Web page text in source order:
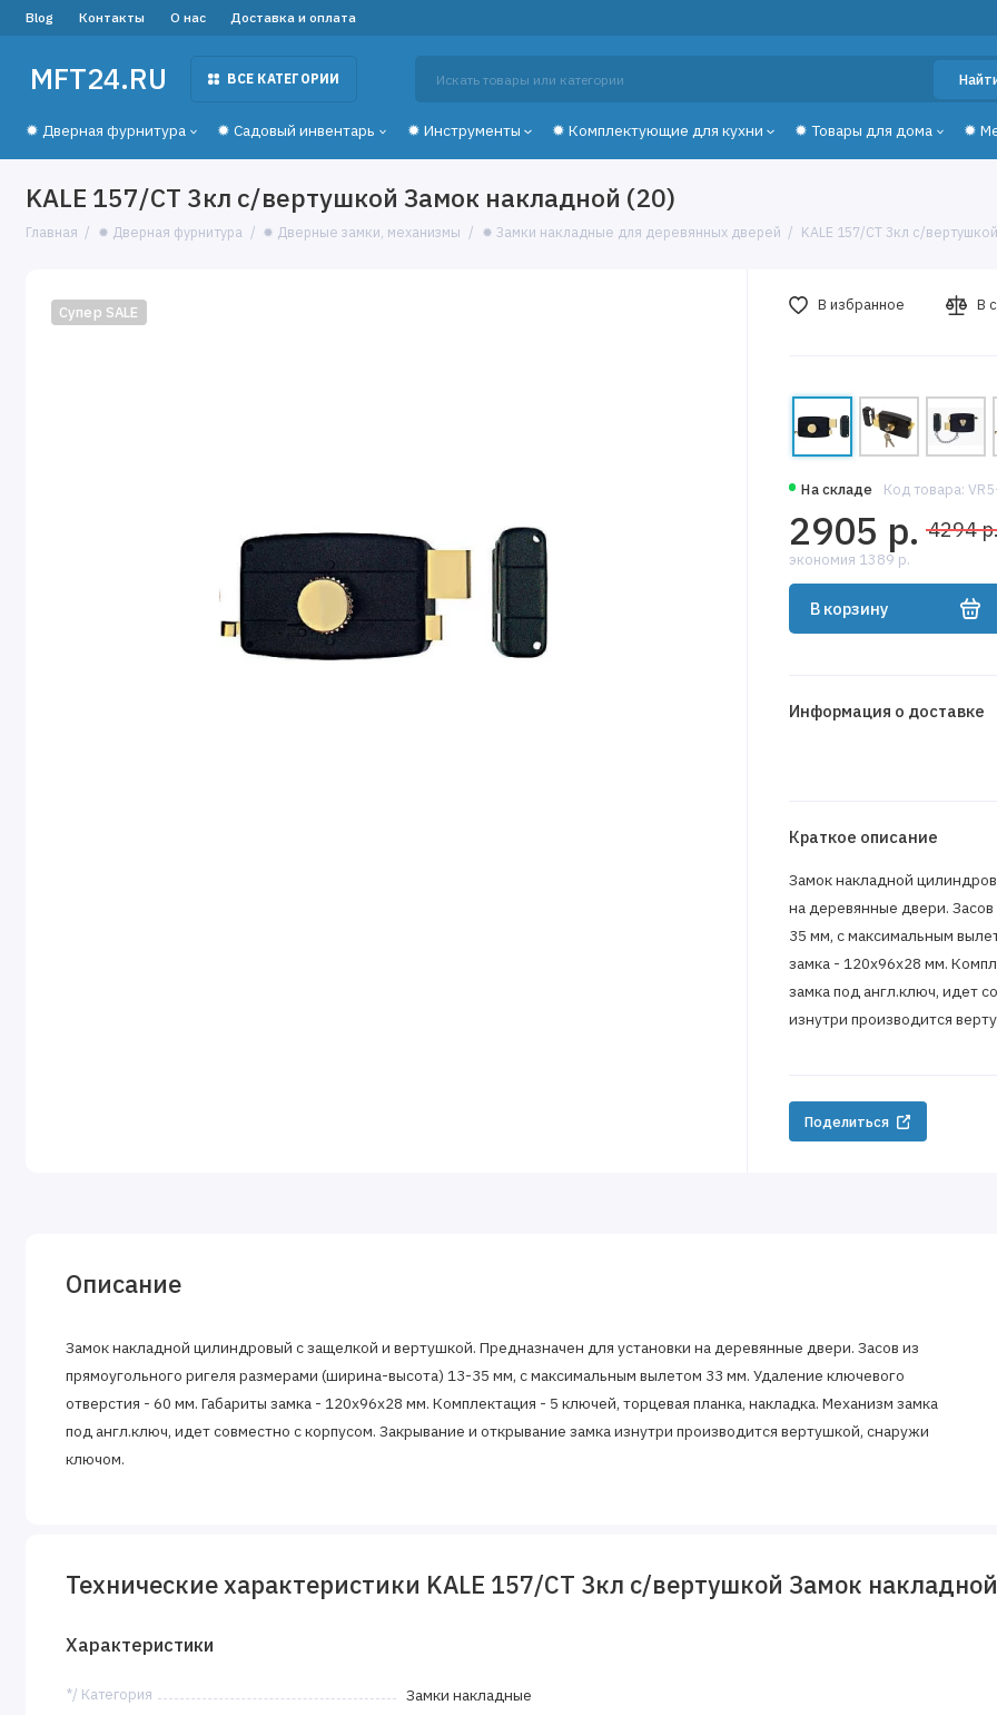
Blog Контакты О нас Доставка и оплата
MFT24.RU ВСЕ КАТЕГОРИИ
✹ Дверная фурнитура ✹ Садовый инвентарь ✹ Инструменты ✹ Комплектующие для кухни ✹ Товары для дома ✹
KALE 157/CT 3кл с/вертушкой Замок накладной (20)
Главная ✹ Дверная фурнитура ✹ Дверные замки, механизмы ✹ Замки накладные для деревянных дверей KALE 157/CT 3кл с/
Супер SALE
На складе Код товара:
2905 р. 4294
экономия 1389 р.
В корзину
В избранное В
Информация о доставке
Краткое описание
Замок накладной
на деревянные двери.
35 мм, с максимальным
замка - 120х96х28 мм.
замка под англ.ключ, идет
изнутри производится
Поделиться
Описание
Замок накладной цилиндровый с защелкой и вертушкой. Предназначен для установки на деревянные двери. Засов из
прямоугольного ригеля размерами (ширина-высота) 13-35 мм, с максимальным вылетом 33 мм. Удаление ключевого
отверстия - 60 мм. Габариты замка - 120х96х28 мм. Комплектация - 5 ключей, торцевая планка, накладка. Механизм замка
под англ.ключ, идет совместно с корпусом. Закрывание и открывание замка изнутри производится вертушкой, снаружи
ключом.
Технические характеристики KALE 157/CT 3кл с/вертушкой Замок
Характеристики
*/ Категория Замки накладные